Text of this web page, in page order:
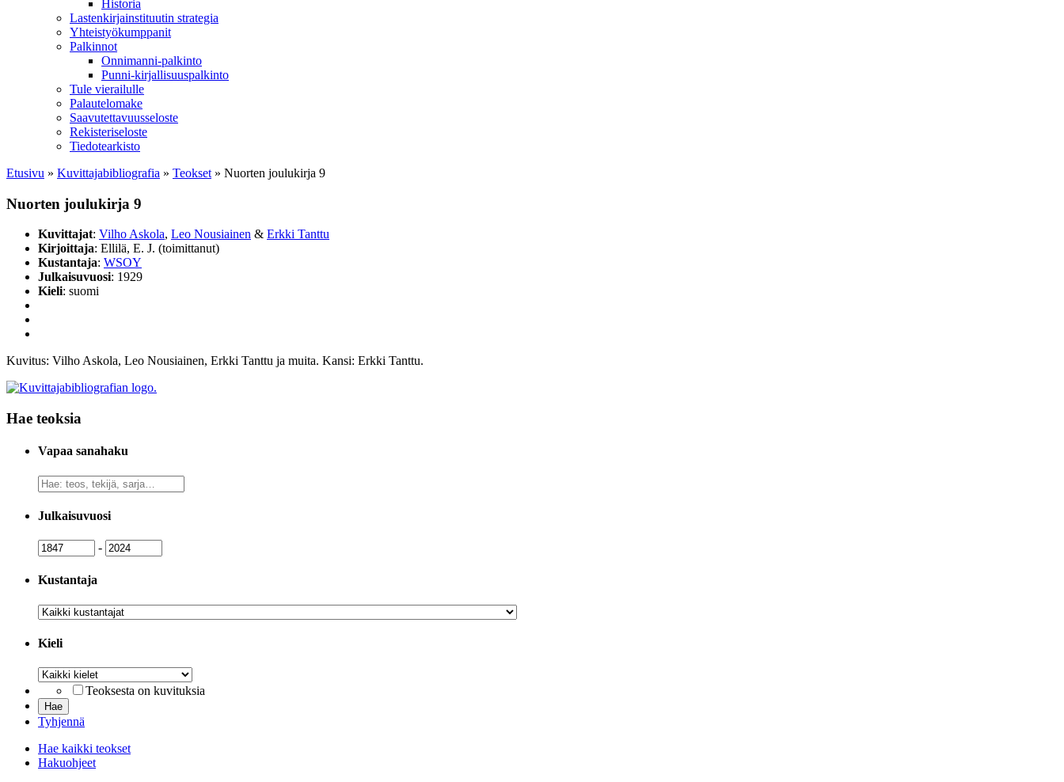
Historia
Lastenkirjainstituutin strategia
Yhteistyökumppanit
Palkinnot
Onnimanni-palkinto
Punni-kirjallisuuspalkinto
Tule vierailulle
Palautelomake
Saavutettavuusseloste
Rekisteriseloste
Tiedotearkisto
Etusivu » Kuvittaja­bibliografia » Teokset » Nuorten joulukirja 9
Nuorten joulukirja 9
Kuvittajat: Vilho Askola, Leo Nousiainen & Erkki Tanttu
Kirjoittaja: Ellilä, E. J. (toimittanut)
Kustantaja: WSOY
Julkaisuvuosi: 1929
Kieli: suomi
Kuvitus: Vilho Askola, Leo Nousiainen, Erkki Tanttu ja muita. Kansi: Erkki Tanttu.
Hae teoksia
Vapaa sanahaku
Vapaa
sanahaku
Julkaisuvuosi
Julkaisuvuosi
- Julkaisuvuosi
Kustantaja
Kustantaja
Kieli
Kieli
Teoksesta on kuvituksia
Tyhjennä
Hae kaikki teokset
Hakuohjeet